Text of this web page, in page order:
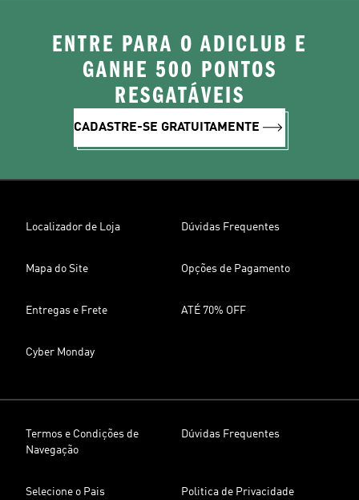
ENTRE PARA O ADICLUB E
GANHE 500 PONTOS
RESGATÁVEIS
CADASTRE-SE GRATUITAMENTE
Localizador de Loja Dúvidas Frequentes
Mapa do Site Opções de Pagamento
Entregas e Frete ATÉ 70% OFF
Cyber Monday
Termos e Condições de
Navegação
Dúvidas Frequentes
Selecione o Pais Politica de Privacidade